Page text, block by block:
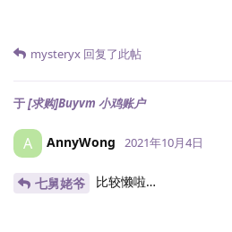
mysteryx 回复了此帖
于[求购]Buyvm 小鸡账户
A AnnyWong 2021年10月4日
七舅姥爷 比较懒啦…